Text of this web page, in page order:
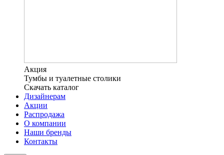
Акция
Тумбы и туалетные столики
Скачать каталог
Дизайнерам
Акции
Распродажа
О компании
Наши бренды
Контакты